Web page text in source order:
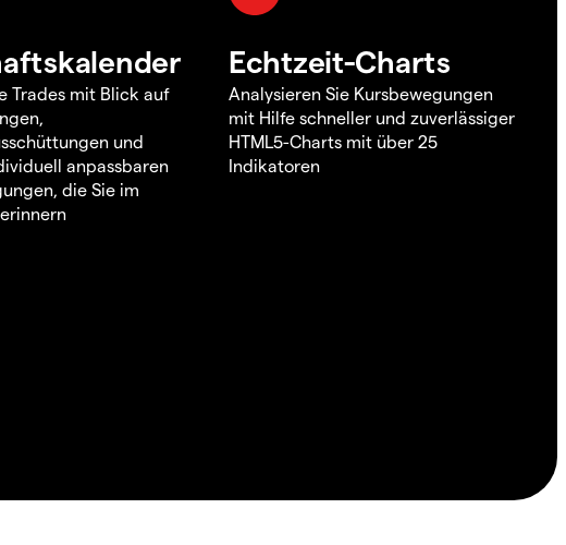
Trades mit Blick auf
und
anpassbaren
die Sie im
Echtzeit-Charts
Analysieren Sie Kursbewegungen
mit Hilfe schneller und zuverlässiger
HTML5-Charts mit über 25
Indikatoren